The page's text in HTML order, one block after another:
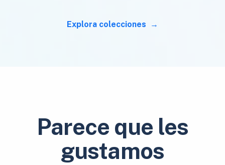
Explora colecciones
Parece que les
gustamos